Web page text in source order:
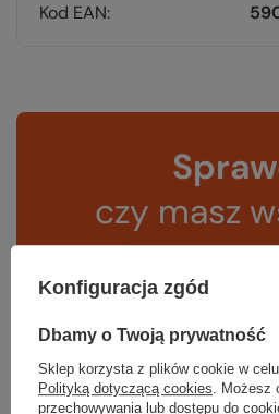
Kod EAN
czy masz
Konfiguracja zgód
Dbamy o Twoją prywatność
Sklep korzysta z plików cookie w
Polityką dotyczącą cookies. Możesz
przechowywania lub dostępu do